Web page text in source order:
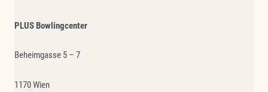
PLUS Bowlingcenter
Beheimgasse 5 – 7
1170 Wien